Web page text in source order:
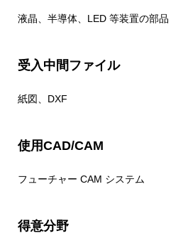
液晶、半導体、LED 等装置の部品
受入中間ファイル
紙図、DXF
使用CAD/CAM
フューチャー CAM システム
得意分野